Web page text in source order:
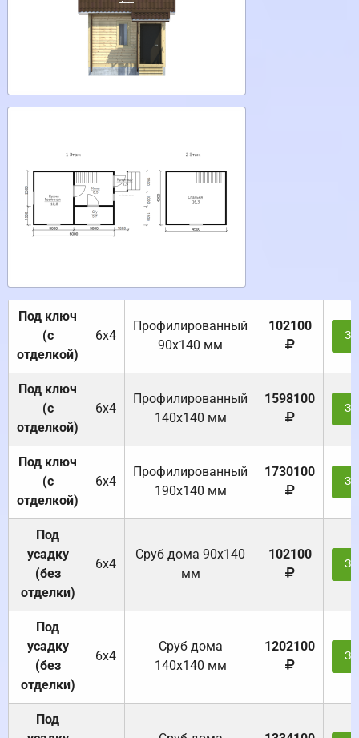
Под ключ
(с
отделкой)
6х4
Профилированный
90х140 мм
102100
Под ключ
(с
отделкой)
6х4
Профилированный
140х140 мм
1598100
Под ключ
(с
отделкой)
6х4
Профилированный
190х140 мм
1730100
Под
усадку
(без
отделки)
6х4
Cруб дома 90x140
мм
102100
Под
усадку
(без
отделки)
6х4
Cруб дома
140х140 мм
1202100
Под